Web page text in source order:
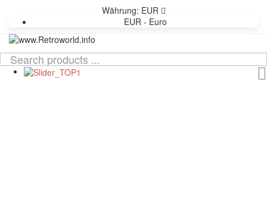
Währung: EUR
EUR - Euro